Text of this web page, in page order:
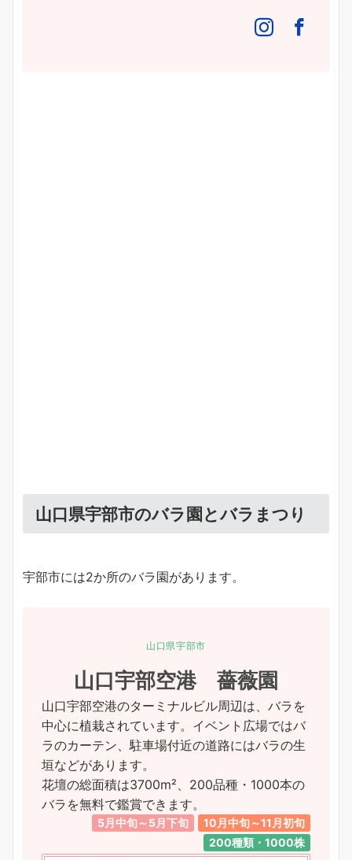
山口県宇部市のバラ園とバラまつり
宇部市には2か所のバラ園があります。
山口県宇部市
山口宇部空港 薔薇園
山口宇部空港のターミナルビル周辺は、バラを
中心に植栽されています。イベント広場ではバ
ラのカーテン、駐車場付近の道路にはバラの生
垣などがあります。
花壇の総面積は3700m²、200品種・1000本の
バラを無料で鑑賞できます。
5月中旬～5月下旬
10月中旬～11月初旬
200種類・1000株